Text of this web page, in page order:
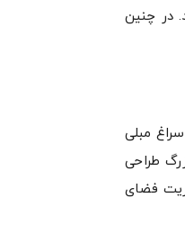
در چنین
مبلی
طراحی
فضای